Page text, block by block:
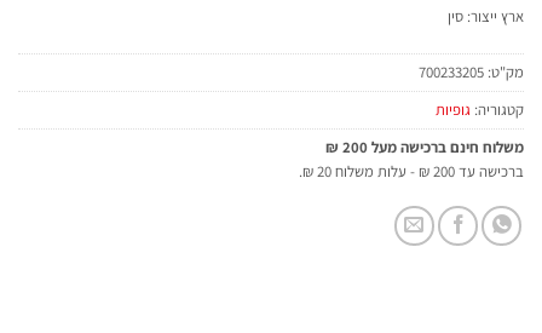
ארץ ייצור: סין
מק"ט: 700233205
קטגוריה: גופיות
משלוח חינם ברכישה מעל 200 ₪
ברכישה עד 200 ₪ - עלות משלוח 20 ₪.